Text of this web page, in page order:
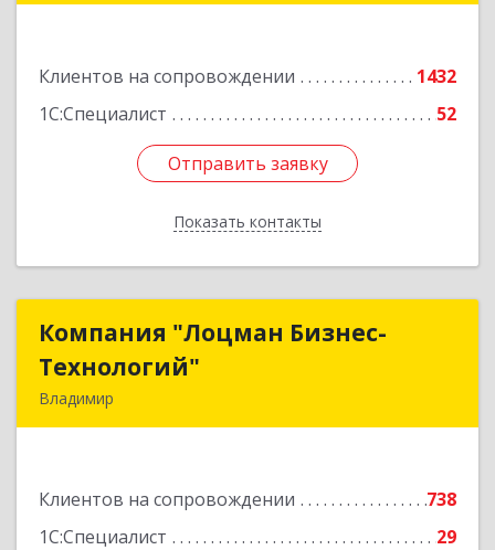
Клиентов на сопровождении
1432
1С:Специалист
52
Отправить заявку
Показать контакты
Отправить заявку
Назад
Компания "Лоцман Бизнес-
Технологий"
Владимир
Клиентов на сопровождении
738
1С:Специалист
29
Компания "Лоцман Бизнес-
Подробнее